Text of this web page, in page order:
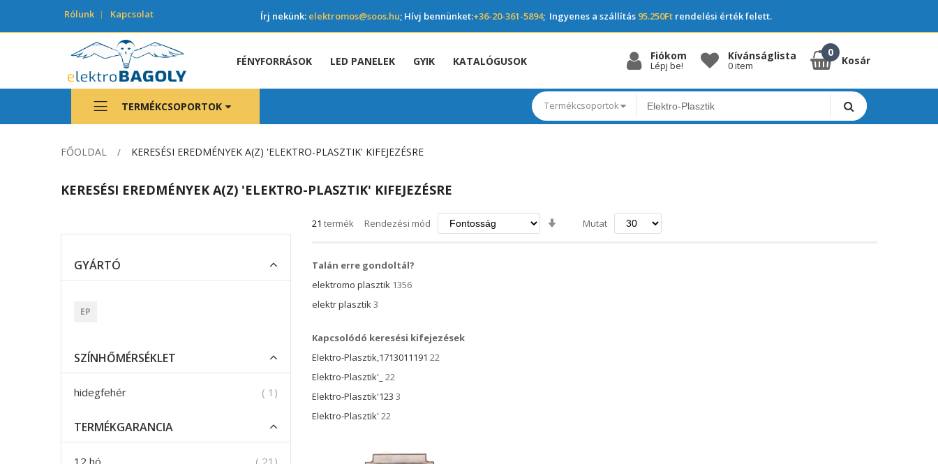
Rólunk Kapcsolat Írj nekünk: elektromos@soos.hu; Hívj bennünket:+36-20-361-5894; Ingyenes a szállítás 95.250Ft rendelési érték felett.
FÉNYFORRÁSOK LED PANELEK GYIK KATALÓGUSOK Fiókom
Lépj be!
Kívánságlista
0 item Kosár
TERMÉKCSOPORTOK Termékcsoportok
FŐOLDAL KERESÉSI EREDMÉNYEK A(Z) 'ELEKTRO-PLASZTIK' KIFEJEZÉSRE
KERESÉSI EREDMÉNYEK A(Z) 'ELEKTRO-PLASZTIK' KIFEJEZÉSRE
21 termék Rendezési mód
Növekvő
Mutat
Talán erre gondoltál?
elektromo plasztik 1356
elektr plasztik3
Kapcsolódó keresési kifejezések
Elektro-Plasztik,1713011191 22
Elektro-Plasztik'_ 22
Elektro-Plasztik'123 3
Elektro-Plasztik' 22
GYÁRTÓ
EP
SZÍNHŐMÉRSÉKLET
hidegfehér 1 termék
TERMÉKGARANCIA
12 hó 21 termék